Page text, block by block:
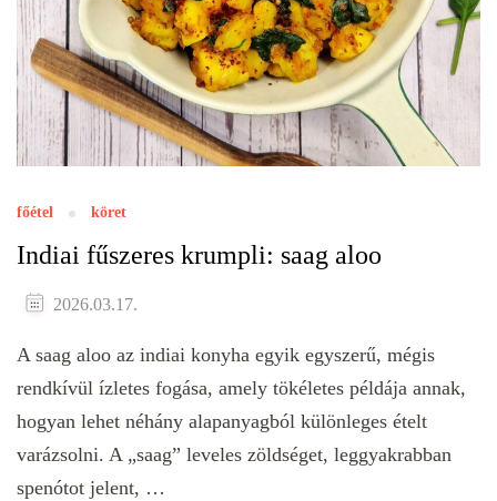
főétel köret
Indiai fűszeres krumpli: saag aloo
2026.03.17.
A saag aloo az indiai konyha egyik egyszerű, mégis
rendkívül ízletes fogása, amely tökéletes példája annak,
hogyan lehet néhány alapanyagból különleges ételt
varázsolni. A „saag” leveles zöldséget, leggyakrabban
spenótot jelent, …